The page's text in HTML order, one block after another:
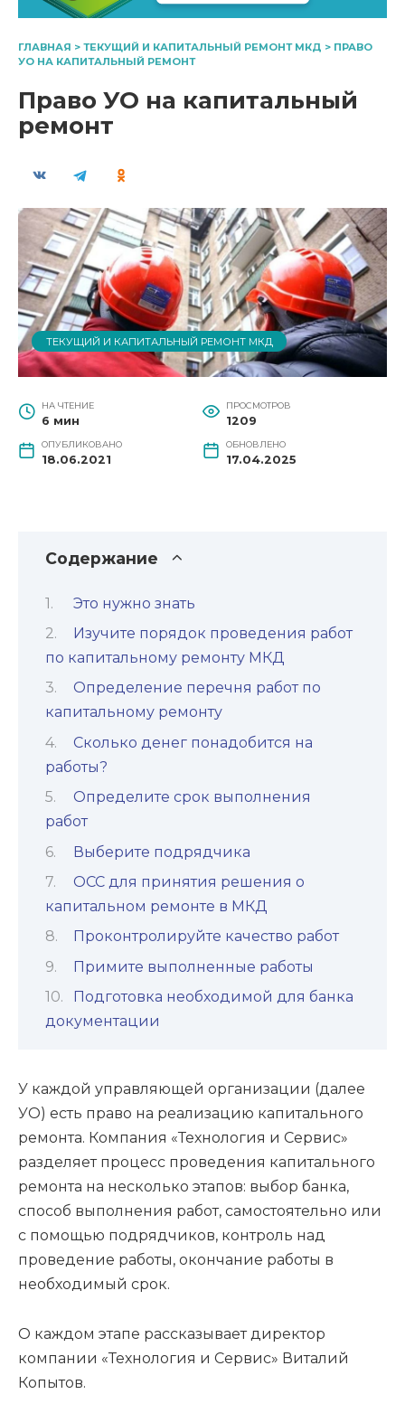
ГЛАВНАЯ > ТЕКУЩИЙ И КАПИТАЛЬНЫЙ РЕМОНТ МКД > ПРАВО
УО НА КАПИТАЛЬНЫЙ РЕМОНТ
Право УО на капитальный
ремонт
ТЕКУЩИЙ И КАПИТАЛЬНЫЙ РЕМОНТ МКД
НА ЧТЕНИЕ
6 мин
ПРОСМОТРОВ
1209
ОПУБЛИКОВАНО
18.06.2021
ОБНОВЛЕНО
17.04.2025
Содержание
Это нужно знать
Изучите порядок проведения работ
по капитальному ремонту МКД
Определение перечня работ по
капитальному ремонту
Сколько денег понадобится на
работы?
Определите срок выполнения
работ
Выберите подрядчика
ОСС для принятия решения о
капитальном ремонте в МКД
Проконтролируйте качество работ
Примите выполненные работы
Подготовка необходимой для банка
документации
У каждой управляющей организации (далее
УО) есть право на реализацию капитального
ремонта. Компания «Технология и Сервис»
разделяет процесс проведения капитального
ремонта на несколько этапов: выбор банка,
способ выполнения работ, самостоятельно или
с помощью подрядчиков, контроль над
проведение работы, окончание работы в
необходимый срок.
О каждом этапе рассказывает директор
компании «Технология и Сервис» Виталий
Копытов.